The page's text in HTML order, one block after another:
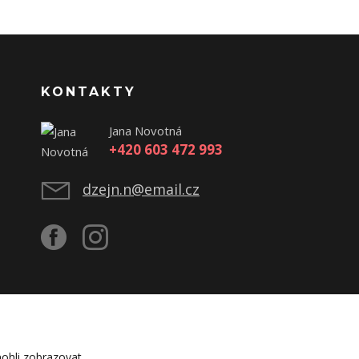
KONTAKTY
Jana Novotná
+420 603 472 993
dzejn.n@email.cz